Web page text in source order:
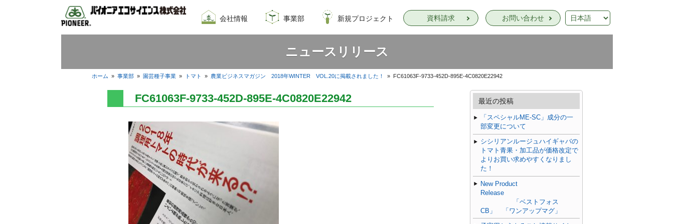
会社情報
会社概要
我々のイノベーション
採用情報
事業部
飼料・穀物種子事業部
園芸種子部
芝生事業部
新規プロジェクト
サナテックシード
青空トマト学園
公式オンラインショップ
PsEco
子実コーンNAVI
資料請求 お問い合わせ
ニュースリリース
ホーム »事業部 »園芸種子事業 » トマト » 農業ビジネスマガジン 2018年WINTER VOL.20に掲載されました！ » FC61063F-9733-452D-895E-4C0820E22942
FC61063F-9733-452D-895E-4C0820E22942 最近の投稿
「スペシャルME-SC」成分の一
部変更について
シシリアンルージュハイギャバの
トマト青果・加工品が価格改定で
よりお買い求めやすくなりまし
た！
New Product
Release
「ベストフォス
CB」 「ワンアップマグ」